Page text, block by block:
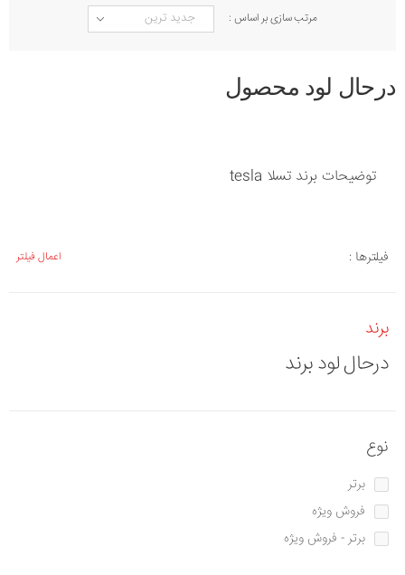
مرتب سازی بر اساس :
درحال لود محصول
توضیحات برند تسلا tesla
فیلترها : اعمال فیلتر
برند
درحال لود برند
نوع
برتر
فروش ویژه
برتر - فروش ویژه